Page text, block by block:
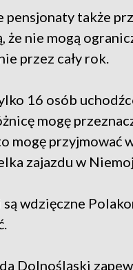
pensjonaty także
że nie mogą
przez cały rok.
16 osób
mogę
mogę przyjmować
zajazdu w
wdzięczne
Dolnośląski